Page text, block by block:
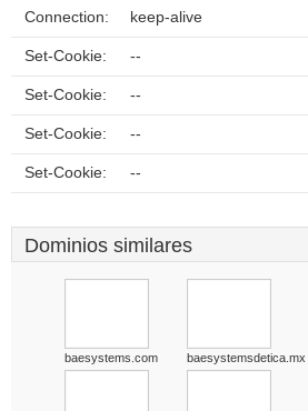
Connection: keep-alive
Set-Cookie: --
Set-Cookie: --
Set-Cookie: --
Set-Cookie: --
Dominios similares
baesystems.com baesystemsdetica.mx